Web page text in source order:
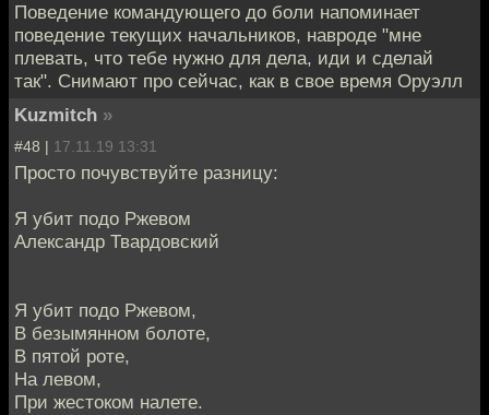
Поведение командующего до боли напоминает
поведение текущих начальников, навроде "мне
плевать, что тебе нужно для дела, иди и сделай
так". Снимают про сейчас, как в свое время Оруэлл
Kuzmitch »
#48 | 17.11.19 13:31
Просто почувствуйте разницу:
Я убит подо Ржевом
Александр Твардовский
Я убит подо Ржевом,
В безымянном болоте,
В пятой роте,
На левом,
При жестоком налете.